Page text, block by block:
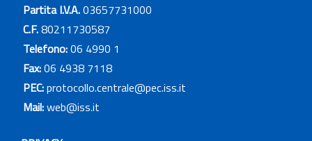
Partita I.V.A.03657731000
C.F.80211730587
Telefono:06 4990 1
Fax:06 4938 7118
PEC:protocollo.centrale@pec.iss.it
Mail:web@iss.it